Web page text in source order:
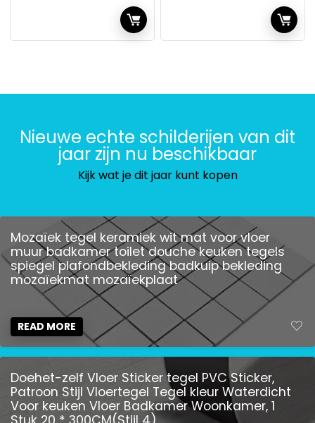
Nieuwe echte schilderijen van dit
jaar zijn nu beschikbaar
Kijk wat je dit jaar kunt kopen
Mozaïek tegel keramiek wit mat voor vloer
muur badkamer toilet douche keuken tegels
spiegel plafondbekleding badkuip bekleding
mozaïekmat mozaïekplaat
READ MORE
Doehet-zelf Vloer Sticker tegel PVC Sticker,
Patroon Stijl Vloertegel Tegel kleur Waterdicht
Voor keuken Vloer Badkamer Woonkamer, 1